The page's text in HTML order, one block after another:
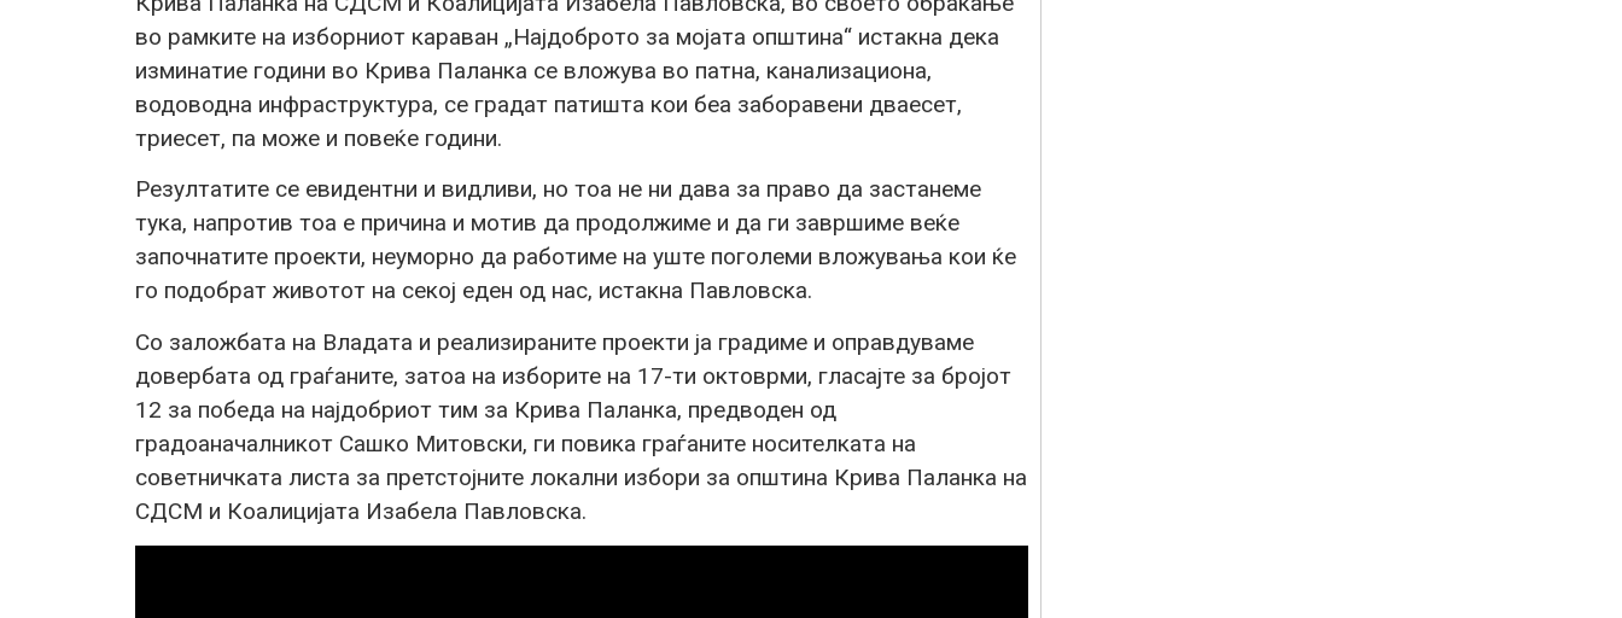
во рамките на изборниот караван „Најдоброто за мојата општина“ истакна дека
изминатие години во Крива Паланка се вложува во патна, канализациона,
водоводна инфраструктура, се градат патишта кои беа заборавени дваесет,
триесет, па може и повеќе години.
Резултатите се евидентни и видливи, но тоа не ни дава за право да застанеме
тука, напротив тоа е причина и мотив да продолжиме и да ги завршиме веќе
започнатите проекти, неуморно да работиме на уште поголеми вложувања кои ќе
го подобрат животот на секој еден од нас, истакна Павловска.
Со заложбата на Владата и реализираните проекти ја градиме и оправдуваме
довербата од граѓаните, затоа на изборите на 17-ти октоврми, гласајте за бројот
12 за победа на најдобриот тим за Крива Паланка, предводен од
градоаначалникот Сашко Митовски, ги повика граѓаните носителката на
советничката листа за претстојните локални избори за општина Крива Паланка на
СДСМ и Коалицијата Изабела Павловска.